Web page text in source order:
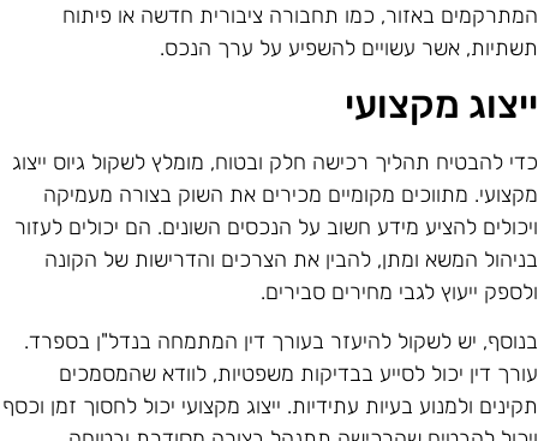
באזור, כמו תחבורה ציבורית חדשה או פיתוח
אשר עשויים להשפיע על ערך הנכס.
מקצועי
להבטיח תהליך רכישה חלק ובטוח, מומלץ לשקול גיוס ייצוג
מתווכים מקומיים מכירים את השוק בצורה מעמיקה
להציע מידע חשוב על הנכסים השונים. הם יכולים לעזור
המשא ומתן, להבין את הצרכים והדרישות של הקונה
ייעוץ לגבי מחירים סבירים.
יש לשקול להיעזר בעורך דין המתמחה בנדל"ן בספרד.
דין יכול לסייע בבדיקות משפטיות, לוודא שהמסמכים
ולמנוע בעיות עתידיות. ייצוג מקצועי יכול לחסוך זמן וכסף